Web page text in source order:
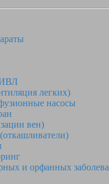
легких)
насосы
вен)
и орфанных